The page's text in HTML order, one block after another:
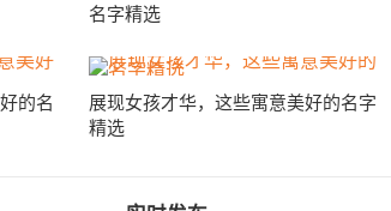
名字精选
的名
展现女孩才华，这些寓意美好的名字
精选